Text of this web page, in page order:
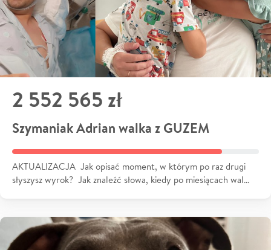
2 552 565 zł
Szymaniak Adrian walka z GUZEM
AKTUALIZACJA Jak opisać moment, w którym po raz drugi
słyszysz wyrok? Jak znaleźć słowa, kiedy po miesiącach wal…